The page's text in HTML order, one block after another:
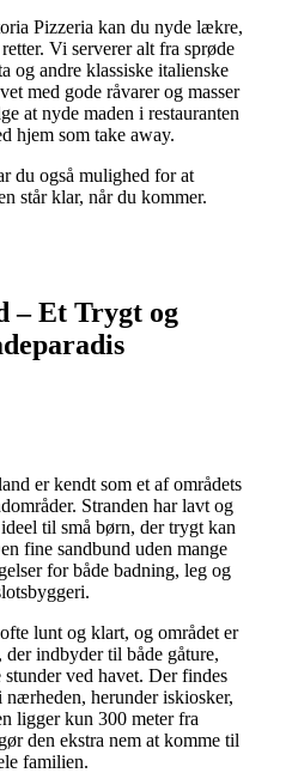
Pizzeria kan du nyde lækre,
Vi serverer alt fra sprøde
og andre klassiske italienske
med gode råvarer og masser
at nyde maden i restauranten
hjem som take away.
du også mulighed for at
står klar, når du kommer.
– Et Trygt og
er kendt som et af områdets
Stranden har lavt og
til små børn, der trygt kan
fine sandbund uden mange
for både badning, leg og
lunt og klart, og området er
indbyder til både gåture,
ved havet. Der findes
nærheden, herunder iskiosker,
ligger kun 300 meter fra
den ekstra nem at komme til
familien.